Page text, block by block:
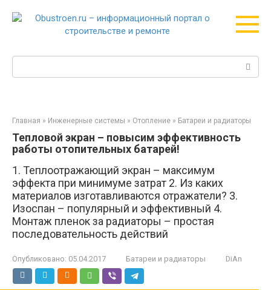
Поиск:
Главная » Инженерные системы » Отопление » Батареи и радиаторы
Тепловой экран – повысим эффективность
работы отопительных батарей!
1. Теплоотражающий экран – максимум
эффекта при минимуме затрат 2. Из каких
материалов изготавливаются отражатели? 3.
Изоспан – популярный и эффективный 4.
Монтаж пленок за радиаторы – простая
последовательность действий
Опубликовано: 05.04.2017 Батареи и радиаторы DiAn